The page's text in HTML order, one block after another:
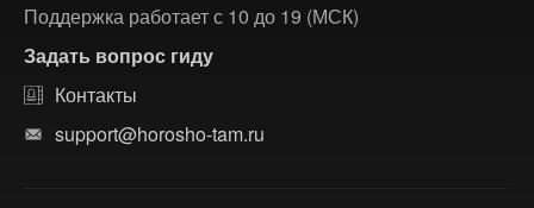
Поддержка работает с 10 до 19 (МСК)
Задать вопрос гиду
Контакты
support@horosho-tam.ru